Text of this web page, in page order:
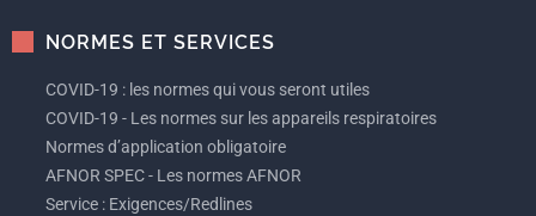
NORMES ET SERVICES
COVID-19 : les normes qui vous seront utiles
COVID-19 - Les normes sur les appareils respiratoires
Normes d’application obligatoire
AFNOR SPEC - Les normes AFNOR
Service : Exigences/Redlines